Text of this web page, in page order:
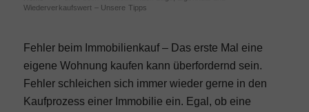
Wiederverkaufswert – Unsere Tipps
Fehler beim Immobilienkauf – Das erste Mal eine
eigene Wohnung kaufen kann überfordernd sein.
Fehler schleichen sich immer wieder gerne in den
Kaufprozess einer Immobilie ein. Egal, ob eine